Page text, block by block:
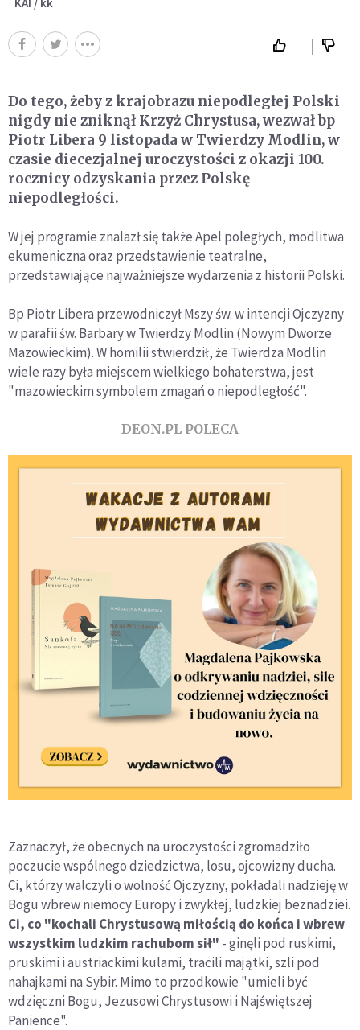
Do tego, żeby z krajobrazu niepodległej Polski
nigdy nie zniknął Krzyż Chrystusa, wezwał bp
Piotr Libera 9 listopada w Twierdzy Modlin, w
czasie diecezjalnej uroczystości z okazji 100.
rocznicy odzyskania przez Polskę
niepodległości.
W jej programie znalazł się także Apel poległych, modlitwa
ekumeniczna oraz przedstawienie teatralne,
przedstawiające najważniejsze wydarzenia z historii Polski.
Bp Piotr Libera przewodniczył Mszy św. w intencji Ojczyzny
w parafii św. Barbary w Twierdzy Modlin (Nowym Dworze
Mazowieckim). W homilii stwierdził, że Twierdza Modlin
wiele razy była miejscem wielkiego bohaterstwa, jest
"mazowieckim symbolem zmagań o niepodległość".
DEON.PL POLECA
Zaznaczył, że obecnych na uroczystości zgromadziło
poczucie wspólnego dziedzictwa, losu, ojcowizny ducha.
Ci, którzy walczyli o wolność Ojczyzny, pokładali nadzieję w
Bogu wbrew niemocy Europy i zwykłej, ludzkiej beznadziei.
Ci, co "kochali Chrystusową miłością do końca i wbrew
wszystkim ludzkim rachubom sił" - ginęli pod ruskimi,
pruskimi i austriackimi kulami, tracili majątki, szli pod
nahajkami na Sybir. Mimo to przodkowie "umieli być
wdzięczni Bogu, Jezusowi Chrystusowi i Najświętszej
Panience".